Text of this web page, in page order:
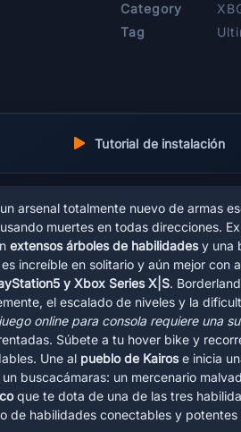
Category
Tag
Tutorial de instalación
arsenal totalmente nuevo de armas
muertes en todas direcciones.
extensos árboles de habilidadesy una
increíble en solitario y aún mejor
y Xbox Series X|S.
el escalado de niveles y la
online para consola requiere una
Súbete a tu hover bike y
Une al pueblo de Kairose inicia
buscacámaras: un mercenario
que te dota de una de las tres
de habilidades conectables y